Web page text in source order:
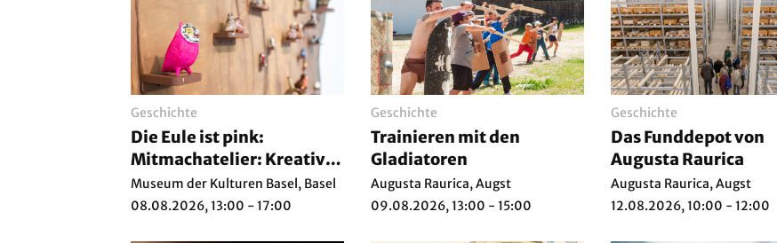
Geschichte
Die Eule ist pink:
Mitmachatelier: Kreativ-
Box mit Betreuung
Museum der Kulturen Basel, Basel
08.08.2026, 13:00 - 17:00
Geschichte
Trainieren mit den
Gladiatoren
Augusta Raurica, Augst
09.08.2026, 13:00 - 15:00
Geschichte
Das Funddepot von
Augusta Raurica
Augusta Raurica, Augst
12.08.2026, 10:00 - 12:00